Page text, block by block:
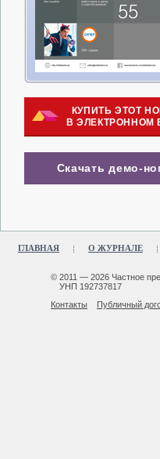
КУПИТЬ ЭТОТ
В ЭЛЕКТРОННОМ
Скачать демо-
ГЛАВНАЯ О ЖУРНАЛЕ
© 2011 — 2026 Частное
УНП 192737817
Контакты
Публичный